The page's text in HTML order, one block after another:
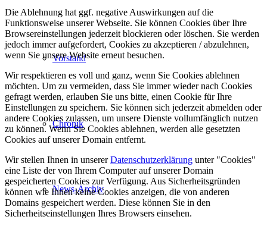
Vorstand
Chronik
News-Archiv
Die Ablehnung hat ggf. negative Auswirkungen auf die
Funktionsweise unserer Webseite. Sie können Cookies über Ihre
Browsereinstellungen jederzeit blockieren oder löschen. Sie werden
jedoch immer aufgefordert, Cookies zu akzeptieren / abzulehnen,
wenn Sie unsere Website erneut besuchen.
Wir respektieren es voll und ganz, wenn Sie Cookies ablehnen
möchten. Um zu vermeiden, dass Sie immer wieder nach Cookies
gefragt werden, erlauben Sie uns bitte, einen Cookie für Ihre
Einstellungen zu speichern. Sie können sich jederzeit abmelden oder
andere Cookies zulassen, um unsere Dienste vollumfänglich nutzen
zu können. Wenn Sie Cookies ablehnen, werden alle gesetzten
Cookies auf unserer Domain entfernt.
Wir stellen Ihnen in unsererDatenschutzerklärung unter "Cookies"
eine Liste der von Ihrem Computer auf unserer Domain
gespeicherten Cookies zur Verfügung. Aus Sicherheitsgründen
können wie Ihnen keine Cookies anzeigen, die von anderen
Domains gespeichert werden. Diese können Sie in den
Sicherheitseinstellungen Ihres Browsers einsehen.